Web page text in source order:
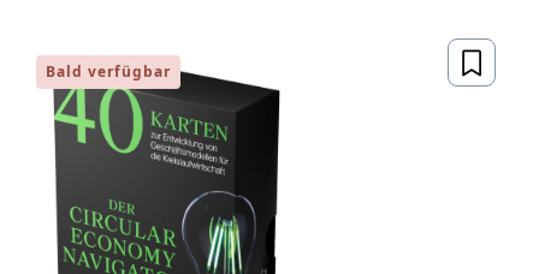
Bald verfügbar